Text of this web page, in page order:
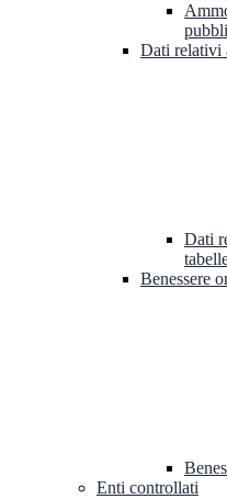
Dati relativi
Dati
Benessere
Enti controllati